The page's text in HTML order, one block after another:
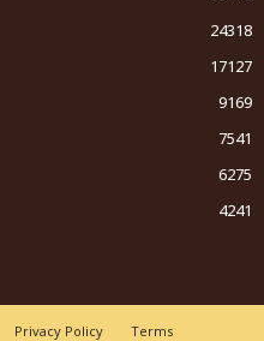
24318
17127
9169
7541
6275
4241
Privacy Policy Terms